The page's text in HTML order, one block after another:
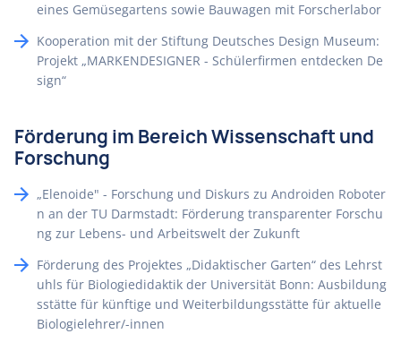
eines Gemüsegartens sowie Bauwagen mit Forscherlabor
Kooperation mit der Stiftung Deutsches Design Museum:
Projekt „MARKENDESIGNER - Schülerfirmen entdecken De
sign“
Förderung im Bereich Wissenschaft und
Forschung
„Elenoide" - Forschung und Diskurs zu Androiden Roboter
n an der TU Darmstadt: Förderung transparenter Forschu
ng zur Lebens- und Arbeitswelt der Zukunft
Förderung des Projektes „Didaktischer Garten“ des Lehrst
uhls für Biologiedidaktik der Universität Bonn: Ausbildung
sstätte für künftige und Weiterbildungsstätte für aktuelle
Biologielehrer/-innen